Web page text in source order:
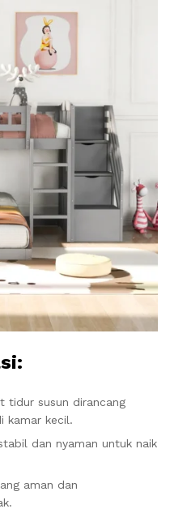
tidur susun dirancang
kamar kecil.
dan nyaman untuk naik
aman dan